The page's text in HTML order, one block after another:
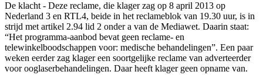
De klacht - Deze reclame, die klager zag op 8 april 2013 op
Nederland 3 en RTL4, beide in het reclameblok van 19.30 uur, is in
strijd met artikel 2.94 lid 2 onder a van de Mediawet. Daarin staat:
“Het programma-aanbod bevat geen reclame- en
telewinkelboodschappen voor: medische behandelingen”. Een paar
weken eerder zag klager een soortgelijke reclame van adverteerder
voor ooglaserbehandelingen. Daar heeft klager geen opname van.